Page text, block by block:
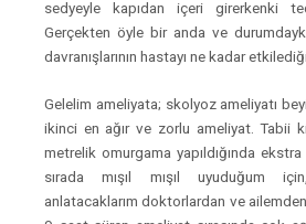
sedyeyle kapıdan içeri girerkenki
Gerçekten öyle bir anda ve
davranışlarının hastayı ne kadar
Gelelim ameliyata; skolyoz ameliyatı
ikinci en ağır ve zorlu ameliyat. Tabii
metrelik omurgama yapıldığında
sırada mışıl mışıl uyuduğum
anlatacaklarım doktorlardan ve ailemden